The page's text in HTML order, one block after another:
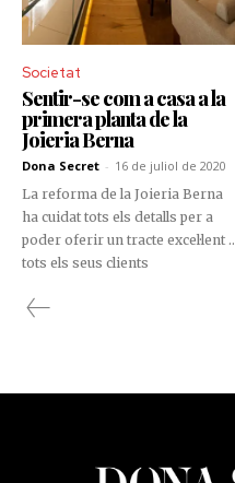
Societat
Sentir-se com a casa a la
primera planta de la
Joieria Berna
Dona Secret - 16 de juliol de 2020
La reforma de la Joieria Berna
ha cuidat tots els detalls per a
poder oferir un tracte excel·lent a
tots els seus clients